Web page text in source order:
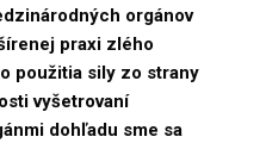
orgánov
praxi zlého
použitia sily zo strany
vyšetrovaní
dohľadu sme sa